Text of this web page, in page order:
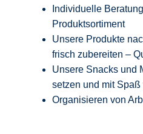
Individuelle
Produktsortiment
Unsere Produkte
frisch zubereiten –
Unsere Snacks und
setzen und mit Spaß
Organisieren von